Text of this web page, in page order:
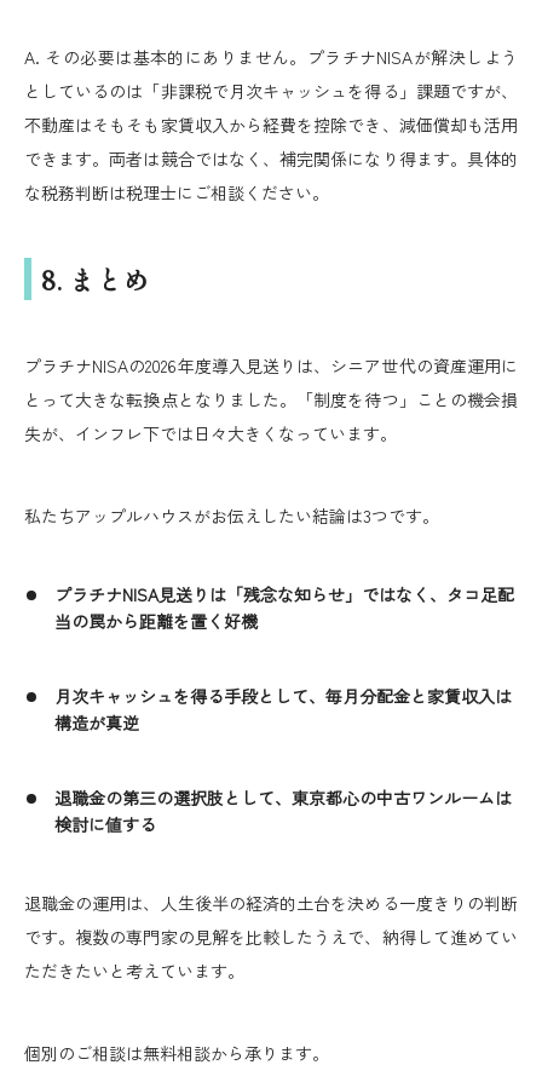
A. その必要は基本的にありません。プラチナNISAが解決しよう
としているのは「非課税で月次キャッシュを得る」課題ですが、
不動産はそもそも家賃収入から経費を控除でき、減価償却も活用
できます。両者は競合ではなく、補完関係になり得ます。具体的
な税務判断は税理士にご相談ください。
8. まとめ
プラチナNISAの2026年度導入見送りは、シニア世代の資産運用に
とって大きな転換点となりました。「制度を待つ」ことの機会損
失が、インフレ下では日々大きくなっています。
私たちアップルハウスがお伝えしたい結論は3つです。
プラチナNISA見送りは「残念な知らせ」ではなく、タコ足配
当の罠から距離を置く好機
月次キャッシュを得る手段として、毎月分配金と家賃収入は
構造が真逆
退職金の第三の選択肢として、東京都心の中古ワンルームは
検討に値する
退職金の運用は、人生後半の経済的土台を決める一度きりの判断
です。複数の専門家の見解を比較したうえで、納得して進めてい
ただきたいと考えています。
個別のご相談は無料相談から承ります。